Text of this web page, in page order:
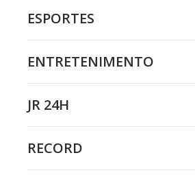
ESPORTES
ENTRETENIMENTO
JR 24H
RECORD